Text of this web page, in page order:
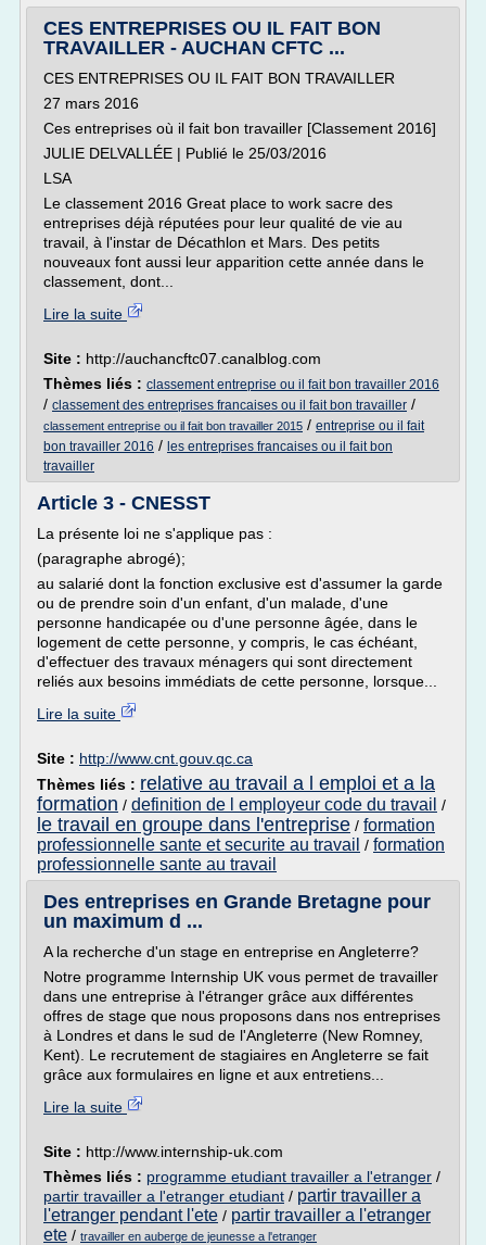
CES ENTREPRISES OU IL FAIT BON
TRAVAILLER - AUCHAN CFTC ...
CES ENTREPRISES OU IL FAIT BON TRAVAILLER
27 mars 2016
Ces entreprises où il fait bon travailler [Classement 2016]
JULIE DELVALLÉE | Publié le 25/03/2016
LSA
Le classement 2016 Great place to work sacre des
entreprises déjà réputées pour leur qualité de vie au
travail, à l'instar de Décathlon et Mars. Des petits
nouveaux font aussi leur apparition cette année dans le
classement, dont...
Lire la suite
Site : http://auchancftc07.canalblog.com
Thèmes liés : classement entreprise ou il fait bon travailler 2016
/ classement des entreprises francaises ou il fait bon travailler /
classement entreprise ou il fait bon travailler 2015 / entreprise ou il fait
bon travailler 2016 / les entreprises francaises ou il fait bon
travailler
Article 3 - CNESST
La présente loi ne s'applique pas :
(paragraphe abrogé);
au salarié dont la fonction exclusive est d'assumer la garde
ou de prendre soin d'un enfant, d'un malade, d'une
personne handicapée ou d'une personne âgée, dans le
logement de cette personne, y compris, le cas échéant,
d'effectuer des travaux ménagers qui sont directement
reliés aux besoins immédiats de cette personne, lorsque...
Lire la suite
Site : http://www.cnt.gouv.qc.ca
Thèmes liés : relative au travail a l emploi et a la
formation / definition de l employeur code du travail /
le travail en groupe dans l'entreprise / formation
professionnelle sante et securite au travail / formation
professionnelle sante au travail
Des entreprises en Grande Bretagne pour
un maximum d ...
A la recherche d'un stage en entreprise en Angleterre?
Notre programme Internship UK vous permet de travailler
dans une entreprise à l'étranger grâce aux différentes
offres de stage que nous proposons dans nos entreprises
à Londres et dans le sud de l'Angleterre (New Romney,
Kent). Le recrutement de stagiaires en Angleterre se fait
grâce aux formulaires en ligne et aux entretiens...
Lire la suite
Site : http://www.internship-uk.com
Thèmes liés : programme etudiant travailler a l'etranger /
partir travailler a l'etranger etudiant / partir travailler a
l'etranger pendant l'ete / partir travailler a l'etranger
ete / travailler en auberge de jeunesse a l'etranger